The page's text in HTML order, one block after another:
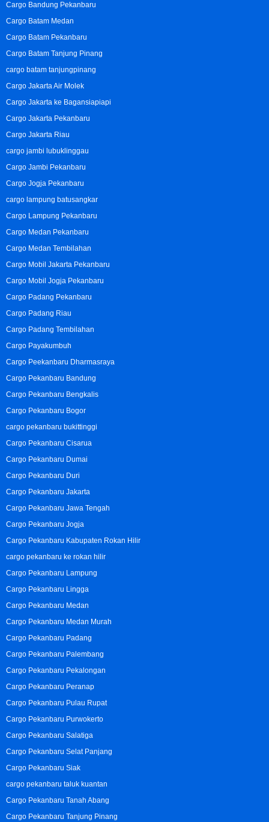
Cargo Bandung Pekanbaru
Cargo Batam Medan
Cargo Batam Pekanbaru
Cargo Batam Tanjung Pinang
cargo batam tanjungpinang
Cargo Jakarta Air Molek
Cargo Jakarta ke Bagansiapiapi
Cargo Jakarta Pekanbaru
Cargo Jakarta Riau
cargo jambi lubuklinggau
Cargo Jambi Pekanbaru
Cargo Jogja Pekanbaru
cargo lampung batusangkar
Cargo Lampung Pekanbaru
Cargo Medan Pekanbaru
Cargo Medan Tembilahan
Cargo Mobil Jakarta Pekanbaru
Cargo Mobil Jogja Pekanbaru
Cargo Padang Pekanbaru
Cargo Padang Riau
Cargo Padang Tembilahan
Cargo Payakumbuh
Cargo Peekanbaru Dharmasraya
Cargo Pekanbaru Bandung
Cargo Pekanbaru Bengkalis
Cargo Pekanbaru Bogor
cargo pekanbaru bukittinggi
Cargo Pekanbaru Cisarua
Cargo Pekanbaru Dumai
Cargo Pekanbaru Duri
Cargo Pekanbaru Jakarta
Cargo Pekanbaru Jawa Tengah
Cargo Pekanbaru Jogja
Cargo Pekanbaru Kabupaten Rokan Hilir
cargo pekanbaru ke rokan hilir
Cargo Pekanbaru Lampung
Cargo Pekanbaru Lingga
Cargo Pekanbaru Medan
Cargo Pekanbaru Medan Murah
Cargo Pekanbaru Padang
Cargo Pekanbaru Palembang
Cargo Pekanbaru Pekalongan
Cargo Pekanbaru Peranap
Cargo Pekanbaru Pulau Rupat
Cargo Pekanbaru Purwokerto
Cargo Pekanbaru Salatiga
Cargo Pekanbaru Selat Panjang
Cargo Pekanbaru Siak
cargo pekanbaru taluk kuantan
Cargo Pekanbaru Tanah Abang
Cargo Pekanbaru Tanjung Pinang